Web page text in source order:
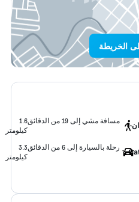
الخريطة
مسافة مشي إلى 19 من الدقائق
1.6
كيلومتر
رحلة بالسيارة إلى 6 من الدقائق
3.3
كيلومتر